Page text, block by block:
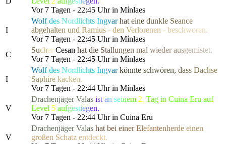
Vor 7 Tagen - 22:45 Uhr in Mínlaes
I
Wolfdes Nordlichts Ingvar hat eine dunkle Seance
abgehalten und Ramius - den Verlorenen - beschworen.
Vor 7 Tagen - 22:45 Uhr in Mínlaes
C
Sucher Cesan hat die Stallungen mal wieder ausgemistet.
Vor 7 Tagen - 22:45 Uhr in Mínlaes
I
Wolfdes Nordlichts Ingvar könnte schwören, dass Dachse
Saphire kacken.
Vor 7 Tagen - 22:44 Uhr in Mínlaes
V
Drachenjäger Valas ist an seinem 2. Tag in Cuina Eru auf
Level 5 aufgestiegen.
Vor 7 Tagen - 22:44 Uhr in Cuina Eru
V
Drachenjäger Valas hat bei einer Elefantenherde einen
großen Schatz entdeckt.